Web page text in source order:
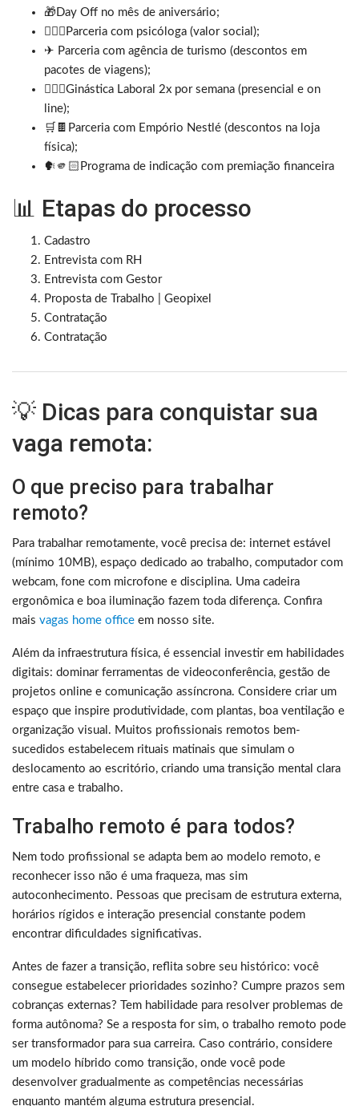
🎁Day Off no mês de aniversário;
👩🏻‍⚕Parceria com psicóloga (valor social);
✈ Parceria com agência de turismo (descontos em
pacotes de viagens);
🤸🏼‍♀Ginástica Laboral 2x por semana (presencial e on
line);
🛒🍫Parceria com Empório Nestlé (descontos na loja
física);
🗣🫵🏻Programa de indicação com premiação financeira
📊 Etapas do processo
Cadastro
Entrevista com RH
Entrevista com Gestor
Proposta de Trabalho | Geopixel
Contratação
Contratação
💡 Dicas para conquistar sua
vaga remota:
O que preciso para trabalhar
remoto?
Para trabalhar remotamente, você precisa de: internet estável
(mínimo 10MB), espaço dedicado ao trabalho, computador com
webcam, fone com microfone e disciplina. Uma cadeira
ergonômica e boa iluminação fazem toda diferença. Confira
mais vagas home office em nosso site.
Além da infraestrutura física, é essencial investir em habilidades
digitais: dominar ferramentas de videoconferência, gestão de
projetos online e comunicação assíncrona. Considere criar um
espaço que inspire produtividade, com plantas, boa ventilação e
organização visual. Muitos profissionais remotos bem-
sucedidos estabelecem rituais matinais que simulam o
deslocamento ao escritório, criando uma transição mental clara
entre casa e trabalho.
Trabalho remoto é para todos?
Nem todo profissional se adapta bem ao modelo remoto, e
reconhecer isso não é uma fraqueza, mas sim
autoconhecimento. Pessoas que precisam de estrutura externa,
horários rígidos e interação presencial constante podem
encontrar dificuldades significativas.
Antes de fazer a transição, reflita sobre seu histórico: você
consegue estabelecer prioridades sozinho? Cumpre prazos sem
cobranças externas? Tem habilidade para resolver problemas de
forma autônoma? Se a resposta for sim, o trabalho remoto pode
ser transformador para sua carreira. Caso contrário, considere
um modelo híbrido como transição, onde você pode
desenvolver gradualmente as competências necessárias
enquanto mantém alguma estrutura presencial.